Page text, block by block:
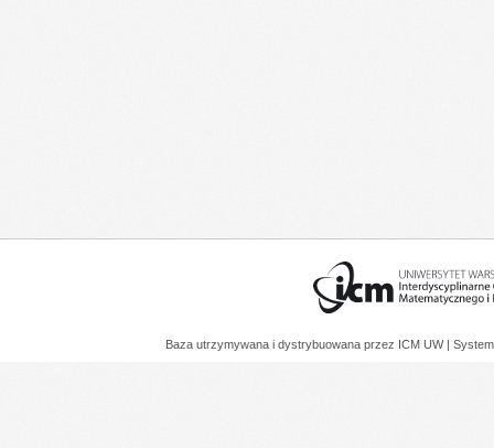
Baza utrzymywana i dystrybuowana przez ICM UW |